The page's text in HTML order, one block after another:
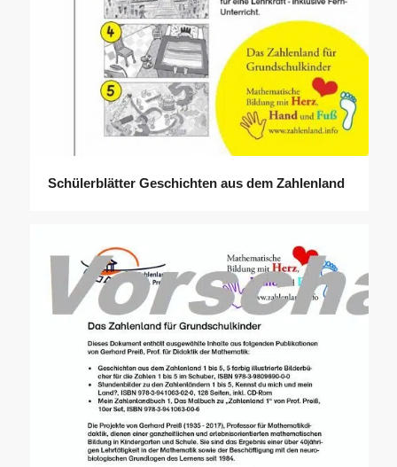
Schülerblätter Geschichten aus dem Zahlenland